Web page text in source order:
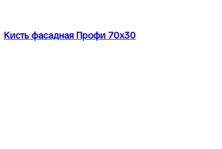
Кисть фасадная Профи 70х30